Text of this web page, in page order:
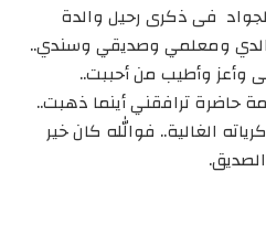
فى ذكرى رحيل والدة
ومعلمي وصديقي وسندي..
وأعز وأطيب من أحببت..
حاضرة ترافقني أينما ذهبت..
الغالية.. فوالله كان خير